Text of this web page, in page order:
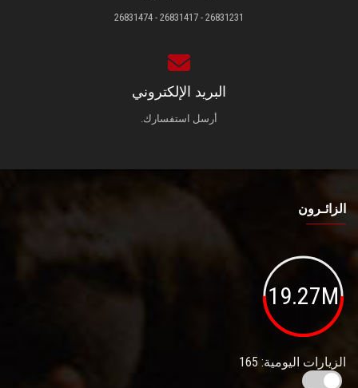
26831231 - 26831417 - 26831474
البريد الإلكتروني
أرسل استفسارك.
الزائـرون
19.27M
الزيارات اليومية: 165